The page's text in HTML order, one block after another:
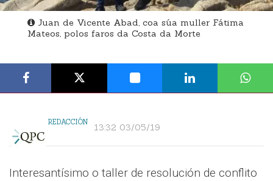
Juan de Vicente Abad, coa súa muller Fátima
Mateos, polos faros da Costa da Morte
REDACCIÓN 13:32 03/05/19
Interesantísimo o taller de resolución de conflito